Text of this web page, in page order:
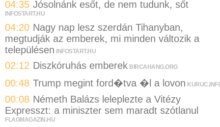
04:35 Jósolnánk esőt, de nem tudunk, sőt
INFOSTART.HU
04:20 Nagy nap lesz szerdán Tihanyban,
megtudják az emberek, mi minden változik a
településen INFOSTART.HU
02:12 Diszkóruhás emberek BIRCAHANG.ORG
00:48 Trump megint ford�tva �l a lovon
00:08 Németh Balázs leleplezte a Vitézy
Expresszt: a miniszter sem maradt szótlanul
FLAGMAGAZIN.HU